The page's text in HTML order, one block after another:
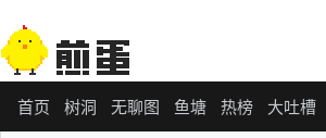
首页 树洞 无聊图 鱼塘 热榜 大吐槽